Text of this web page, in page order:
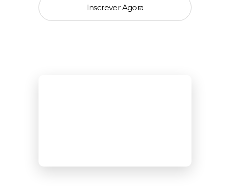
Inscrever Agora